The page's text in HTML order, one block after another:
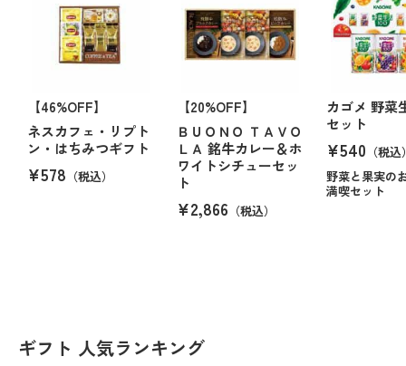
【46%OFF】
ネスカフェ・リプト
ン・はちみつギフト
¥578 （税込）
【20%OFF】
ＢＵＯＮＯ ＴＡＶＯ
ＬＡ 銘牛カレー＆ホ
ワイトシチューセッ
ト
¥2,866 （税込）
カゴメ 野菜
セット
¥540 （税
野菜と果実の
満喫セット
ギフト 人気ランキング